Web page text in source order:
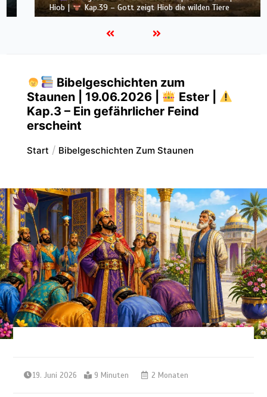
Hiob |
Kap.39 – Gott zeigt Hiob die wilden Tiere
Bibelgeschichten zum
Staunen | 19.06.2026 |
Ester |
Kap.3 – Ein gefährlicher Feind
erscheint
Start Bibelgeschichten Zum Staunen
19. Juni 2026 9 Minuten 2 Monaten